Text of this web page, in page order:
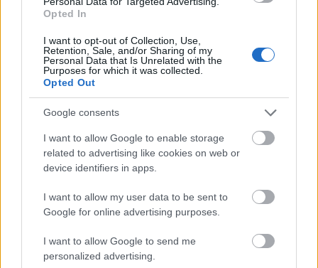
Opted In
I want to opt-out of Collection, Use,
Retention, Sale, and/or Sharing of my
Personal Data that Is Unrelated with the
Purposes for which it was collected.
Opted Out
Google consents
I want to allow Google to enable storage
related to advertising like cookies on web or
device identifiers in apps.
I want to allow my user data to be sent to
Google for online advertising purposes.
I want to allow Google to send me
personalized advertising.
hétfőn - közölte Donald Trump.
Az amerikai elnök washingtoni idő szerint a
délelőtti órákban internetes közösségi oldalán
arra figyelmeztette Irán vezetőit, hogy
amennyiben az ország
haditengerészetének megmaradt
kisméretű gyorsmozgású motorhajói
megközelítik a blokád vonalát, az amerikai
erők megsemmisítik azokat.